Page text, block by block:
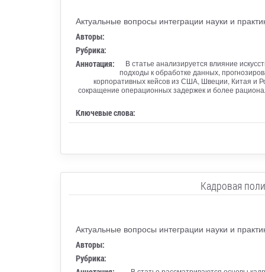
Актуальные вопросы интеграции науки и
Авторы:
Рубрика:
Аннотация:
В статье анализируется влияние
подходы к обработке данных,
корпоративных кейсов из США, Швеции, Китая и
сокращение операционных задержек и более
Ключевые слова:
Кадровая
Актуальные вопросы интеграции науки и
Авторы:
Рубрика: